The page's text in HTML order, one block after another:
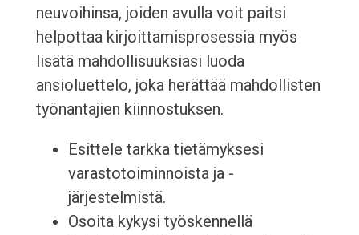
neuvoihinsa, joiden avulla voit paitsi
helpottaa kirjoittamisprosessia myös
lisätä mahdollisuuksiasi luoda
ansioluettelo, joka herättää mahdollisten
työnantajien kiinnostuksen.
Esittele tarkka tietämyksesi
varastotoiminnoista ja -
järjestelmistä.
Osoita kykysi työskennellä